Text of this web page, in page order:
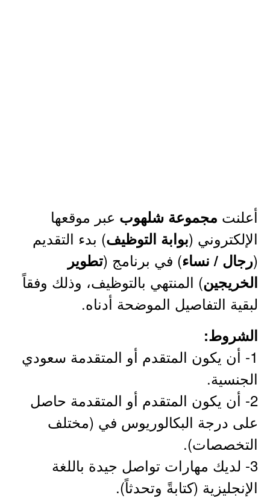
أعلنت مجموعة شلهوب عبر موقعها
الإلكتروني (بوابة التوظيف) بدء التقديم
(رجال / نساء) في برنامج (تطوير
الخريجين) المنتهي بالتوظيف، وذلك وفقاً
لبقية التفاصيل الموضحة أدناه.
الشروط:
1- أن يكون المتقدم أو المتقدمة سعودي
الجنسية.
2- أن يكون المتقدم أو المتقدمة حاصل
على درجة البكالوريوس في (مختلف
التخصصات).
3- لديك مهارات تواصل جيدة باللغة
الإنجليزية (كتابةً وتحدثاً).